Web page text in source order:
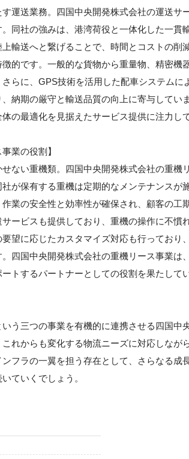
運送業務。四国中央開発株式会社の運送サ
同社の強みは、港湾荷役と一体化した一貫
輸送へと繋げることで、時間とコストの削
的です。一般的な貨物から重量物、精密機
らに、GPS技術を活用した配車システムに
納期の厳守と輸送品質の向上に寄与してい
の最適化を見据えたサービス提供に注力し
業の役割】
ない重機類。四国中央開発株式会社の重機
が保有する重機は定期的なメンテナンスが
業の安全性と効率性が確保され、顧客の工
ービスも提供しており、重機の操作に不慣
望に応じたカスタマイズ対応も行っており
四国中央開発株式会社の重機リース事業は
トするパートナーとしての役割を果たしてい
う三つの事業を有機的に連携させる四国中
れからも変化する物流ニーズに対応しなが
フラの一翼を担う存在として、さらなる成
ていくでしょう。